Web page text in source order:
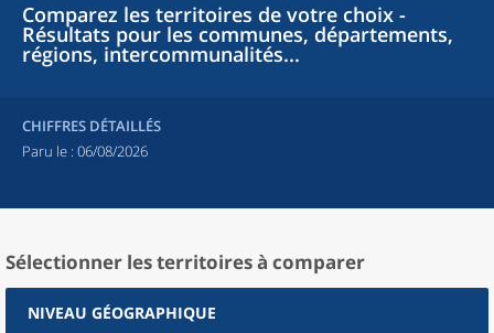
Comparez les territoires de votre choix -
Résultats pour les communes, départements,
régions, intercommunalités...
CHIFFRES DÉTAILLÉS
Paru le : 06/08/2026
Sélectionner les territoires à comparer
NIVEAU GÉOGRAPHIQUE